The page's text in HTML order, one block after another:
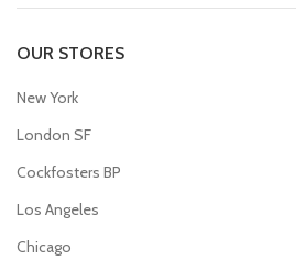
OUR STORES
New York
London SF
Cockfosters BP
Los Angeles
Chicago